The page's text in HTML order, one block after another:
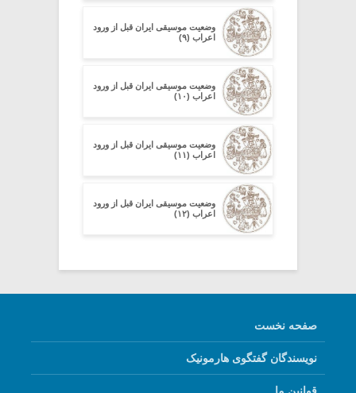
وضعیت موسیقی ایران قبل از ورود
اعراب (۹)
وضعیت موسیقی ایران قبل از ورود
اعراب (۱۰)
وضعیت موسیقی ایران قبل از ورود
اعراب (۱۱)
وضعیت موسیقی ایران قبل از ورود
اعراب (۱۲)
صفحه نخست
نویسندگان گفتگوی هارمونیک
قوانین ما